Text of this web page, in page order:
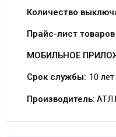
Количество
Прайс-лист
МОБИЛЬНОЕ
Срок службы: 10 лет
Производитель: АТЛ